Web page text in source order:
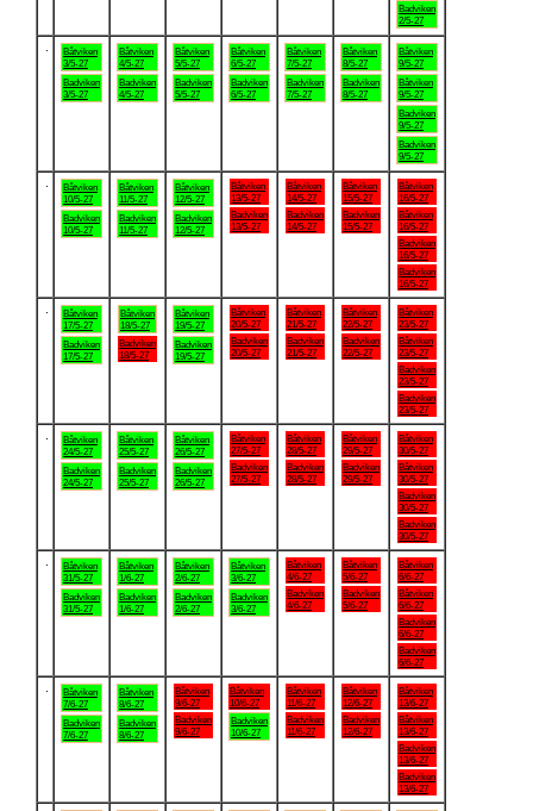
Badviken
2/5-27
Båtviken
3/5-27
Badviken
3/5-27
Båtviken
4/5-27
Badviken
4/5-27
Båtviken
5/5-27
Badviken
5/5-27
Båtviken
6/5-27
Badviken
6/5-27
Båtviken
7/5-27
Badviken
7/5-27
Båtviken
8/5-27
Badviken
8/5-27
Båtviken
9/5-27
Båtviken
9/5-27
Badviken
9/5-27
Badviken
9/5-27
Båtviken
10/5-27
Badviken
10/5-27
Båtviken
11/5-27
Badviken
11/5-27
Båtviken
12/5-27
Badviken
12/5-27
Båtviken
13/5-27
Badviken
13/5-27
Båtviken
14/5-27
Badviken
14/5-27
Båtviken
15/5-27
Badviken
15/5-27
Båtviken
16/5-27
Båtviken
16/5-27
Badviken
16/5-27
Badviken
16/5-27
Båtviken
17/5-27
Badviken
17/5-27
Båtviken
18/5-27
Badviken
18/5-27
Båtviken
19/5-27
Badviken
19/5-27
Båtviken
20/5-27
Badviken
20/5-27
Båtviken
21/5-27
Badviken
21/5-27
Båtviken
22/5-27
Badviken
22/5-27
Båtviken
23/5-27
Båtviken
23/5-27
Badviken
23/5-27
Badviken
23/5-27
Båtviken
24/5-27
Badviken
24/5-27
Båtviken
25/5-27
Badviken
25/5-27
Båtviken
26/5-27
Badviken
26/5-27
Båtviken
27/5-27
Badviken
27/5-27
Båtviken
28/5-27
Badviken
28/5-27
Båtviken
29/5-27
Badviken
29/5-27
Båtviken
30/5-27
Båtviken
30/5-27
Badviken
30/5-27
Badviken
30/5-27
Båtviken
31/5-27
Badviken
31/5-27
Båtviken
1/6-27
Badviken
1/6-27
Båtviken
2/6-27
Badviken
2/6-27
Båtviken
3/6-27
Badviken
3/6-27
Båtviken
4/6-27
Badviken
4/6-27
Båtviken
5/6-27
Badviken
5/6-27
Båtviken
6/6-27
Båtviken
6/6-27
Badviken
6/6-27
Badviken
6/6-27
Båtviken
7/6-27
Badviken
7/6-27
Båtviken
8/6-27
Badviken
8/6-27
Båtviken
9/6-27
Badviken
9/6-27
Båtviken
10/6-27
Badviken
10/6-27
Båtviken
11/6-27
Badviken
11/6-27
Båtviken
12/6-27
Badviken
12/6-27
Båtviken
13/6-27
Båtviken
13/6-27
Badviken
13/6-27
Badviken
13/6-27